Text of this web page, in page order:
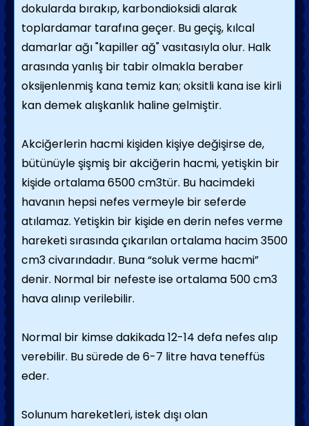
dokularda bırakıp, karbondioksidi alarak
toplardamar tarafına geçer. Bu geçiş, kılcal
damarlar ağı "kapiller ağ" vasıtasıyla olur. Halk
arasında yanlış bir tabir olmakla beraber
oksijenlenmiş kana temiz kan; oksitli kana ise kirli
kan demek alışkanlık haline gelmiştir.
Akciğerlerin hacmi kişiden kişiye değişirse de,
bütünüyle şişmiş bir akciğerin hacmi, yetişkin bir
kişide ortalama 6500 cm3tür. Bu hacimdeki
havanın hepsi nefes vermeyle bir seferde
atılamaz. Yetişkin bir kişide en derin nefes verme
hareketi sırasında çıkarılan ortalama hacim 3500
cm3 civarındadır. Buna “soluk verme hacmi”
denir. Normal bir nefeste ise ortalama 500 cm3
hava alınıp verilebilir.
Normal bir kimse dakikada 12-14 defa nefes alıp
verebilir. Bu sürede de 6-7 litre hava teneffüs
eder.
Solunum hareketleri, istek dışı olan